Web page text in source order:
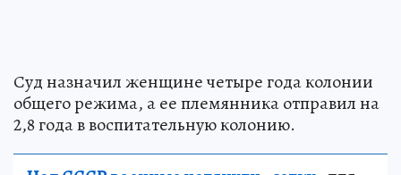
Суд назначил женщине четыре года колонии
общего режима, а ее племянника отправил на
2,8 года в воспитательную колонию.